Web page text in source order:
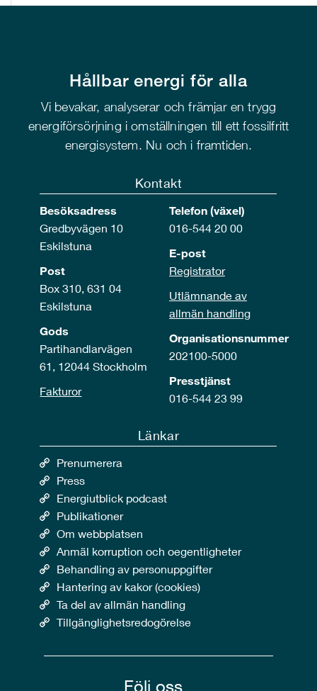
Hållbar energi för alla
Vi bevakar, analyserar och främjar en trygg
energiförsörjning i omställningen till ett fossilfritt
energisystem. Nu och i framtiden.
Kontakt
Besöksadress
Gredbyvägen 10
Eskilstuna
Post
Box 310, 631 04
Eskilstuna
Gods
Partihandlarvägen
61, 12044 Stockholm
Fakturor
Telefon (växel)
016-544 20 00
E-post
Registrator
Utlämnande av
allmän handling
Organisationsnummer
202100-5000
Presstjänst
016-544 23 99
Länkar
Prenumerera
Press
Energiutblick podcast
Publikationer
Om webbplatsen
Anmäl korruption och oegentligheter
Behandling av personuppgifter
Hantering av kakor (cookies)
Ta del av allmän handling
Tillgänglighetsredogörelse
Följ oss